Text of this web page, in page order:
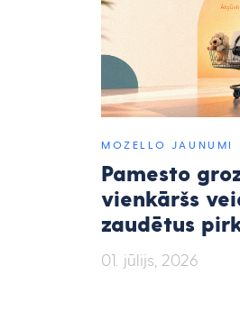
MOZELLO JAUNUMI
Pamesto
vienkāršs
zaudētus
01. jūlijs, 2026